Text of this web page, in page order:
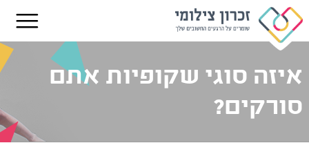
איזה סוגי שקופיות אתם
סורקים?